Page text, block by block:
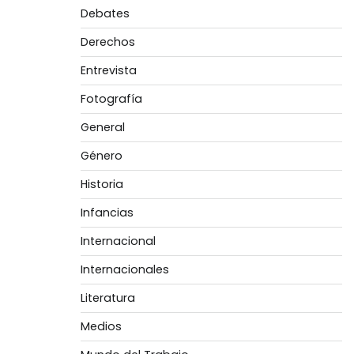
Debates
Derechos
Entrevista
Fotografía
General
Género
Historia
Infancias
Internacional
Internacionales
Literatura
Medios